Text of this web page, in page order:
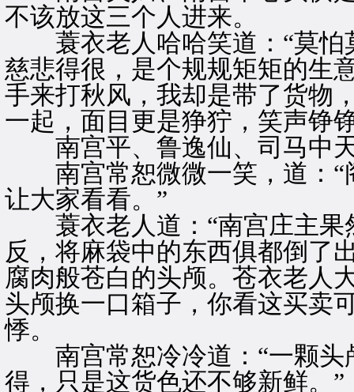
不该放这三个人进来。
蓑衣老人哈哈笑道：“莫怕
慈悲得很，是个规规矩矩的生
手来打秋风，我却是带了货物
一起，面目更是狰狞，笑声铮
南宫平、鲁逸仙、司马中天
南宫常恕微微一笑，道：“
让大家看看。”
蓑衣老人道：“南宫庄主果
反，将麻袋中的东西俱都倒了
腐肉般苍白的头颅。苍衣老人
头颅换一口箱子，你看这买卖
悸。
南宫常恕冷冷道：“一颗头
得，只是这货色还不够新鲜。”